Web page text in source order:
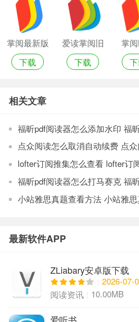
掌阅最新版
本
下载
爱读掌阅旧
版阅读器
下载
掌
相关文章
lofter订阅推集怎么查看 lofter订
小站雅思真题查看方法 小站雅
最新软件APP
ZLiabary安卓版下载
2026-07-
阅读资讯
10.00MB